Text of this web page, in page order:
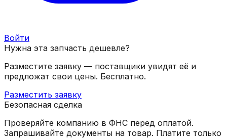
Войти
Нужна эта запчасть дешевле?
Разместите заявку — поставщики увидят её и
предложат свои цены. Бесплатно.
Разместить заявку
Безопасная сделка
Проверяйте компанию в ФНС перед оплатой.
Запрашивайте документы на товар. Платите только